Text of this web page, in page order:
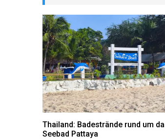
Thailand: Badestrände rund um
Seebad Pattaya